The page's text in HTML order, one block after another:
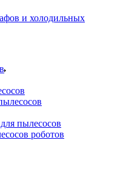
и холодильных
пылесосов
роботов